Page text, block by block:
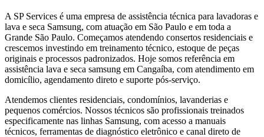
A SP Services é uma empresa de assistência técnica para lavadoras e
lava e seca Samsung, com atuação em São Paulo e em toda a
Grande São Paulo. Começamos atendendo consertos residenciais e
crescemos investindo em treinamento técnico, estoque de peças
originais e processos padronizados. Hoje somos referência em
assistência lava e seca samsung em Cangaíba, com atendimento em
domicílio, agendamento direto e suporte pós-serviço.
Atendemos clientes residenciais, condomínios, lavanderias e
pequenos comércios. Nossos técnicos são profissionais treinados
especificamente nas linhas Samsung, com acesso a manuais
técnicos, ferramentas de diagnóstico eletrônico e canal direto de